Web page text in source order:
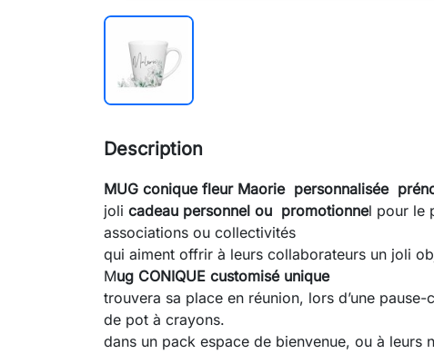
Description
MUG conique fleur Maorie personnalisée
joli cadeau personnel ou promotionnel pour le
associations ou collectivités
qui aiment offrir à leurs collaborateurs un joli
Mug CONIQUE customisé unique
trouvera sa place en réunion, lors d’une
de pot à crayons.
dans un pack espace de bienvenue, ou à leurs